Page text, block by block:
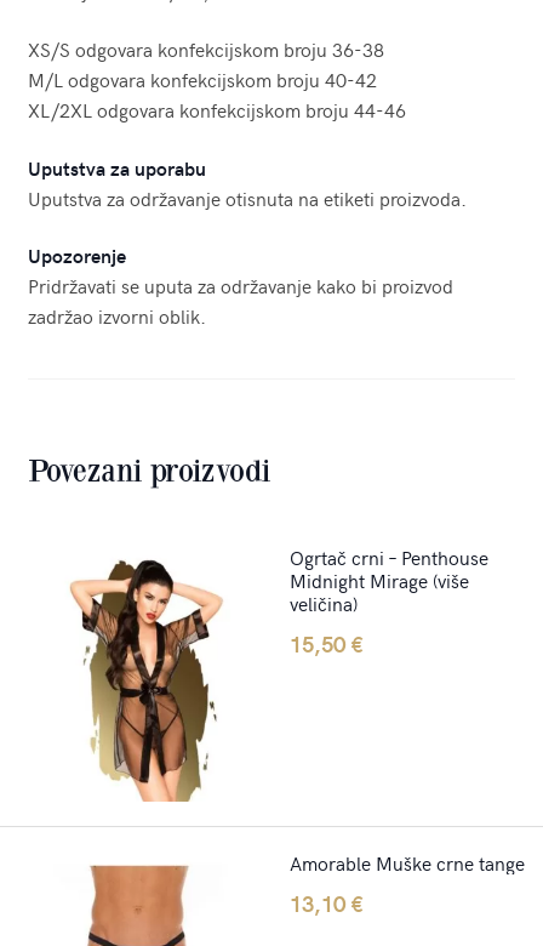
XS/S odgovara konfekcijskom broju 36-38
M/L odgovara konfekcijskom broju 40-42
XL/2XL odgovara konfekcijskom broju 44-46
Uputstva za uporabu
Uputstva za održavanje otisnuta na etiketi proizvoda.
Upozorenje
Pridržavati se uputa za održavanje kako bi proizvod
zadržao izvorni oblik.
Povezani proizvodi
Ogrtač crni – Penthouse
Midnight Mirage (više
veličina)
15,50€
Amorable Muške crne tange
13,10€